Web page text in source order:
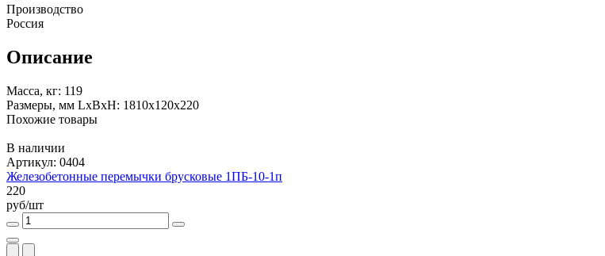
Производство
Россия
Описание
Масса, кг: 119
Размеры, мм LxBxH: 1810х120х220
Похожие товары
В наличии
Артикул: 0404
Железобетонные перемычки брусковые 1ПБ-10-1п
220
руб/шт